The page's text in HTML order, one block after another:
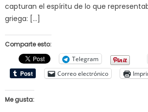
capturan el espíritu de lo que
griega: […]
Comparte esto:
Telegram
Correo electrónico
Me gusta: